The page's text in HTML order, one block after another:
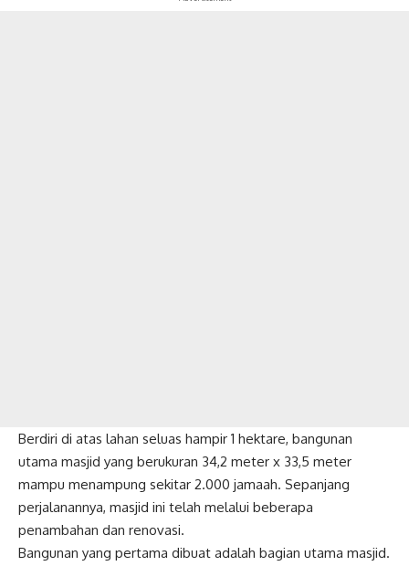
Berdiri di atas lahan seluas hampir 1 hektare, bangunan
utama masjid yang berukuran 34,2 meter x 33,5 meter
mampu menampung sekitar 2.000 jamaah. Sepanjang
perjalanannya, masjid ini telah melalui beberapa
penambahan dan renovasi.
Bangunan yang pertama dibuat adalah bagian utama masjid.